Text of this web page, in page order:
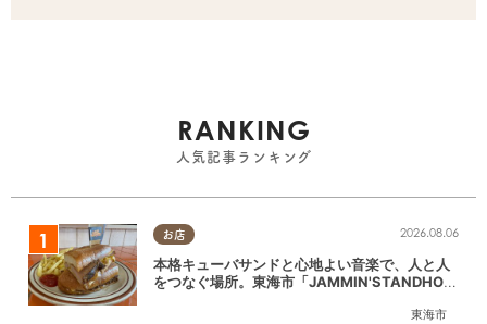
RANKING
人気記事ランキング
お店
東海市
2026.08.06
本格キューバサンドと心地よい音楽で、人と人
をつなぐ場所。東海市「JAMMIN'STANDHOU